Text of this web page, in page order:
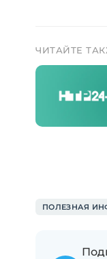
ЧИТАЙТЕ
ПОЛЕЗНАЯ